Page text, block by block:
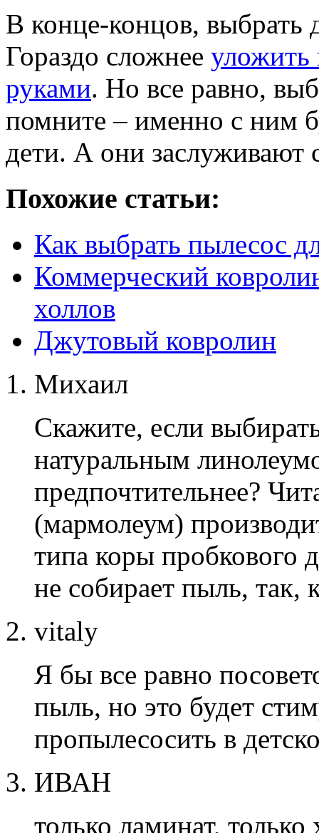
В конце-концов, выбрать
Гораздо сложнее уложить
руками. Но все равно,
помните – именно с ним
дети. А они заслуживают
Похожие статьи:
Как выбрать пылесос
Коммерческий
холлов
Джутовый ковролин
Михаил
Скажите, если
натуральным
предпочтительнее?
(мармолеум)
типа коры пробкового
не собирает пыль, так,
vitaly
Я бы все равно
пыль, но это будет
пропылесосить в
ИВАН
только ламинат, только